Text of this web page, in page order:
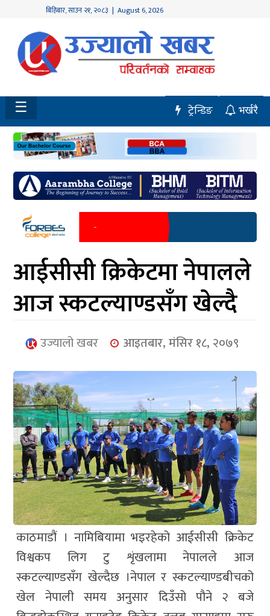
बिहिबार,साउन २१, २०८३ | August 6, 2026
होमपेज
नवलपुर
विशेष
मध्य
नेपाल
चितवन
सेरोफेरो
समाचार
आर्थिक
मनोरञ्जन
खेलकुद
प्रबास
युनिकोड
☰ भर्खरै
ट्रेन्डिङ
आईसीसी क्रिकेटमा नेपालले
आज स्कटल्याण्डसँग खेल्दै
उज्यालो खबर आइतबार, मंसिर १८, २०७९
काठमाडौं । नामिबियामा भइरहेको आईसीसी क्रिकेट
विश्वकप लिग टु शृंखलामा नेपालले आज
स्कटल्याण्डसँग खेल्दैछ ।नेपाल र स्कटल्याण्डबीचको
खेल नेपाली समय अनुसार दिउँसो पौने २ बजे